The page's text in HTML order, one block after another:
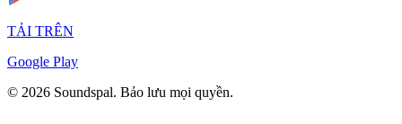
TẢI TRÊN
Google Play
© 2026 Soundspal. Bảo lưu mọi quyền.